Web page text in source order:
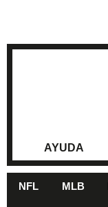
AYUDA
NFL MLB